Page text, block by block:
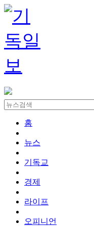
홈
뉴스
기독교
경제
라이프
오피니언